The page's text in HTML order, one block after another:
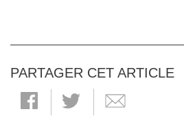
PARTAGER CET ARTICLE